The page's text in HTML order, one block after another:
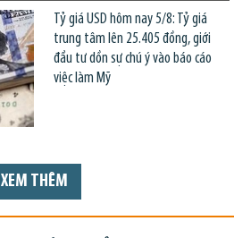
Tỷ giá USD hôm nay 5/8: Tỷ giá
trung tâm lên 25.405 đồng, giới
đầu tư dồn sự chú ý vào báo cáo
việc làm Mỹ
XEM THÊM